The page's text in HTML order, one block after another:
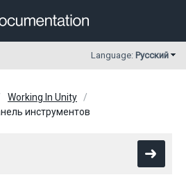
Language: Русский
Working In Unity
инструментов